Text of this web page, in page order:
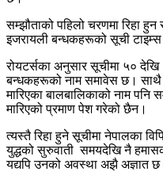
सम्झौताको पहिलो चरणमा रिहा
इजरायली बन्धकहरूको सूची
रोयटर्सका अनुसार सूचीमा ५० देखि
बन्धकहरूको नाम समावेस छ। साथै
मारिएका बालबालिकाको नाम
मारिएको प्रमाण पेश गरेको छैन।
त्यस्तै रिहा हुने सूचीमा नेपालका
युद्धको सुरुवाती समयदेखि नै
यद्यपि उनको अवस्था अझै अज्ञात